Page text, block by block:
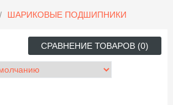
ШАРИКОВЫЕ ПОДШИПНИКИ
СРАВНЕНИЕ ТОВАРОВ (0)